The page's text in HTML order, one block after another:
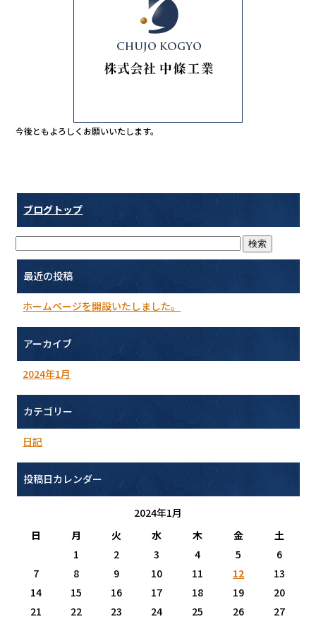
今後ともよろしくお願いいたします。
ブログトップ
最近の投稿
ホームページを開設いたしました。
アーカイブ
2024年1月
カテゴリー
日記
投稿日カレンダー
2024年1月
日
月 火 水 木 金
土
1
2 3 4 5
6
7
8 9 10 11 12
13
14
15 16 17 18 19
20
21
22 23 24 25 26 27